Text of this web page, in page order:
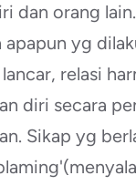
dan orang
yg
relasi
diri secara
Sikap yg